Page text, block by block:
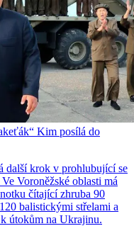
Kim posílá do
další krok v prohlubující se
Voroněžské oblasti má
čítající zhruba 90
balistickými střelami a
útokům na Ukrajinu.